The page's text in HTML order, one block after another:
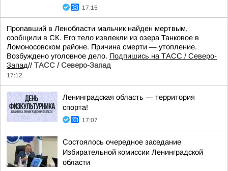
17:15
Пропавший в Ленобласти мальчик найден мертвым,
сообщили в СК. Его тело извлекли из озера Танковое в
Ломоносовском районе. Причина смерти — утопление.
Возбуждено уголовное дело. Подпишись на ТАСС / Северо-
Запад// ТАСС / Северо-Запад
17:12
Ленинградская область — территория
спорта!
17:07
Состоялось очередное заседание
Избирательной комиссии Ленинградской
области